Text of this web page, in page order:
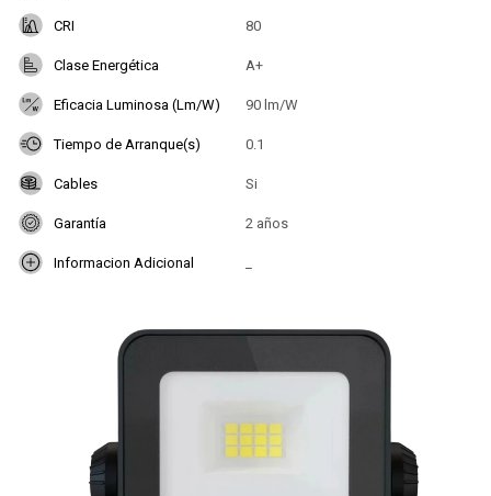
CRI 80
Clase Energética A+
Eficacia Luminosa (Lm/W) 90 lm/W
Tiempo de Arranque(s) 0.1
Cables Si
Garantía 2 años
Informacion Adicional